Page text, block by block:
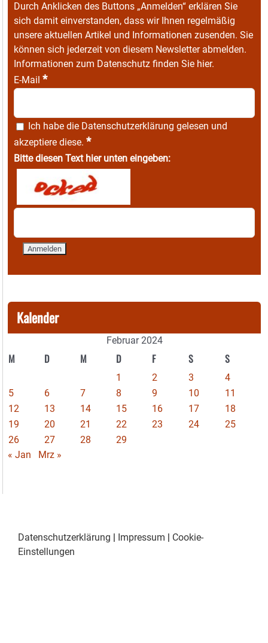
Durch Anklicken des Buttons „Anmelden“ erklären Sie
sich damit einverstanden, dass wir Ihnen regelmäßig
unsere aktuellen Artikel und Informationen zusenden. Sie
können sich jederzeit von diesem Newsletter abmelden.
Informationen zum Datenschutz finden Sie hier.
E-Mail *
Ich habe die Datenschutzerklärung gelesen und
akzeptiere diese. *
Bitte diesen Text hier unten eingeben:
Kalender
Februar 2024
M D M D F S S
1 2 3
4
5
6 7 8 9 10
11
12
13 14 15 16 17
18
19
20 21 22 23 24
25
26
27 28
29
« Jan
Mrz »
Datenschutzerklärung Impressum
Cookie-
Einstellungen